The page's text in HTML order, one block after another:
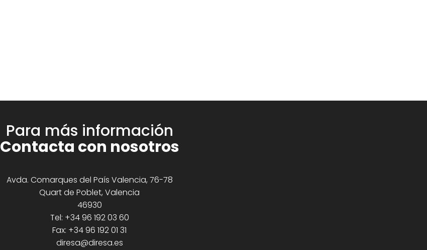
Para más información
Contacta con nosotros
Avda. Comarques del País Valencia, 76-78
Quart de Poblet, Valencia
46930
Tel: +34 96 192 03 60
Fax: +34 96 192 01 31
diresa@diresa.es